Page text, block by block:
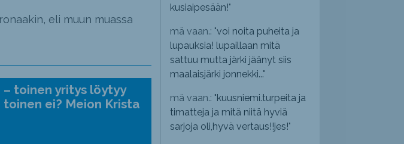
eli muun muassa
toinen yritys löytyy
ei? Meion Krista
kusiaipesään!"
mä vaan.: "voi noita puheita ja
lupauksia! lupaillaan mitä
sattuu mutta järki jäänyt siis
maalaisjärki jonnekki..."
mä vaan.: "kuusniemi.turpeita ja
timatteja ja mitä niitä hyviä
sarjoja oli,hyvä vertaus!!jes!"